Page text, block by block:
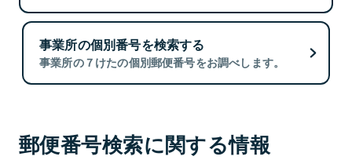
事業所の個別番号を検索する
事業所の７けたの個別郵便番号をお調べします。
郵便番号検索に関する情報